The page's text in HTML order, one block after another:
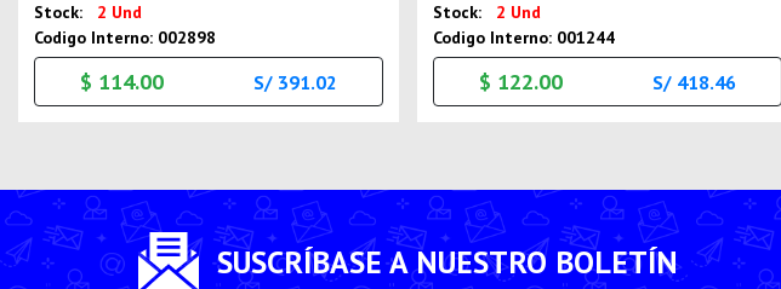
Stock:
2 Und
Codigo Interno: 002898
$ 114.00 S/ 391.02
Stock:
2 Und
Codigo Interno: 001244
$ 122.00 S/ 418.46
SUSCRÍBASE A NUESTRO BOLETÍN